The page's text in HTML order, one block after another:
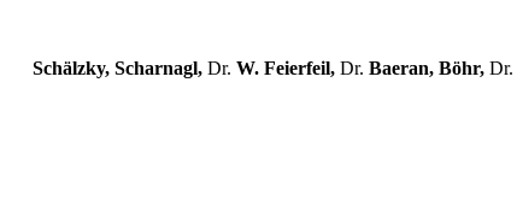
Schälzky, Scharnagl, Dr. W. Feierfeil, Dr. Baeran, Böhr, Dr.